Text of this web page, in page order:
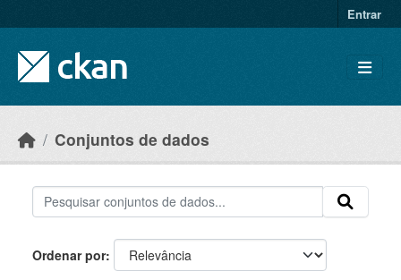
Entrar
Conjuntos de dados
Ordenar por